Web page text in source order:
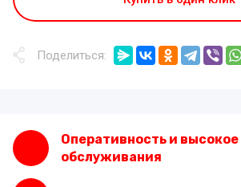
Поделиться:
Оперативность и
обслуживания